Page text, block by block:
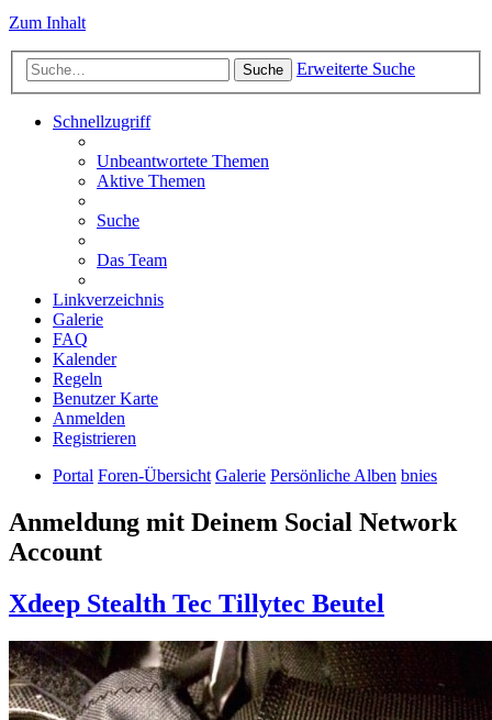
Zum Inhalt
Suche Erweiterte Suche
Schnellzugriff
Unbeantwortete Themen
Aktive Themen
Suche
Das Team
Linkverzeichnis
Galerie
FAQ
Kalender
Regeln
Benutzer Karte
Anmelden
Registrieren
Portal Foren-Übersicht Galerie Persönliche Alben bnies
Anmeldung mit Deinem Social Network
Account
Xdeep Stealth Tec Tillytec Beutel